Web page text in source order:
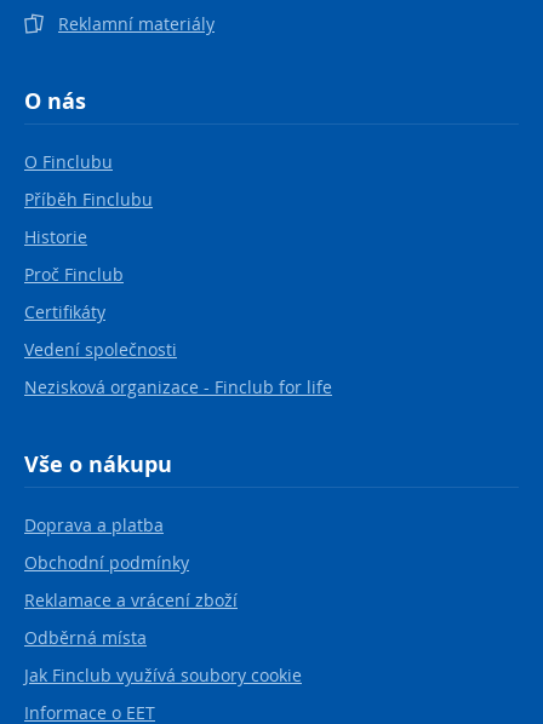
Reklamní materiály
O nás
O Finclubu
Příběh Finclubu
Historie
Proč Finclub
Certifikáty
Vedení společnosti
Nezisková organizace - Finclub for life
Vše o nákupu
Doprava a platba
Obchodní podmínky
Reklamace a vrácení zboží
Odběrná místa
Jak Finclub využívá soubory cookie
Informace o EET